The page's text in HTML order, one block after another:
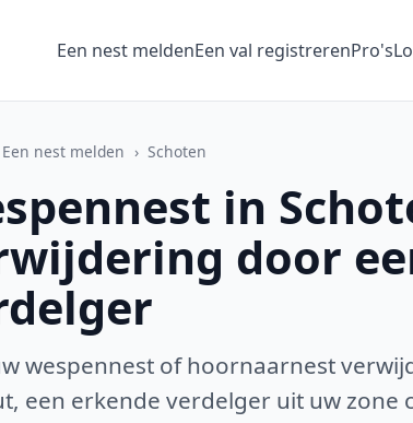
Een nest meldenEen val registrerenPro's
Een nest melden › Schoten
in
door
wespennest of hoornaarnest
een erkende verdelger uit uw zone